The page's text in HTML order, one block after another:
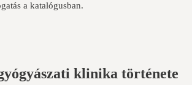
a katalógusban.
klinika története